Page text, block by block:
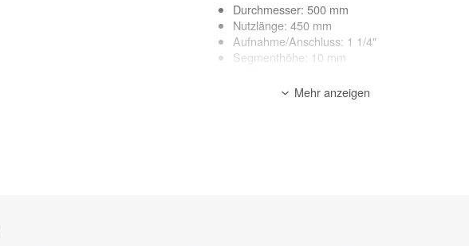
Durchmesser: 500 mm
Nutzlänge: 450 mm
Aufnahme/Anschluss: 1 1/4"
Segmenthöhe: 10 mm
Made in Germany
geeignete Maschinen: Kernbohrgerät
Mehr anzeigen